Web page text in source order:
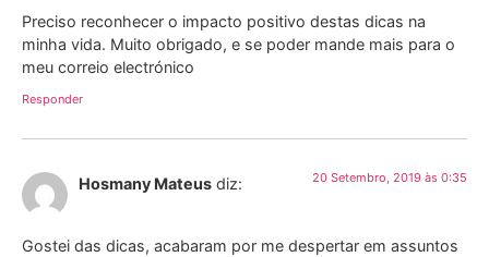
Preciso reconhecer o impacto positivo destas dicas na
minha vida. Muito obrigado, e se poder mande mais para o
meu correio electrónico
Responder
Hosmany Mateus diz: 20 Setembro, 2019 às 0:35
Gostei das dicas, acabaram por me despertar em assuntos